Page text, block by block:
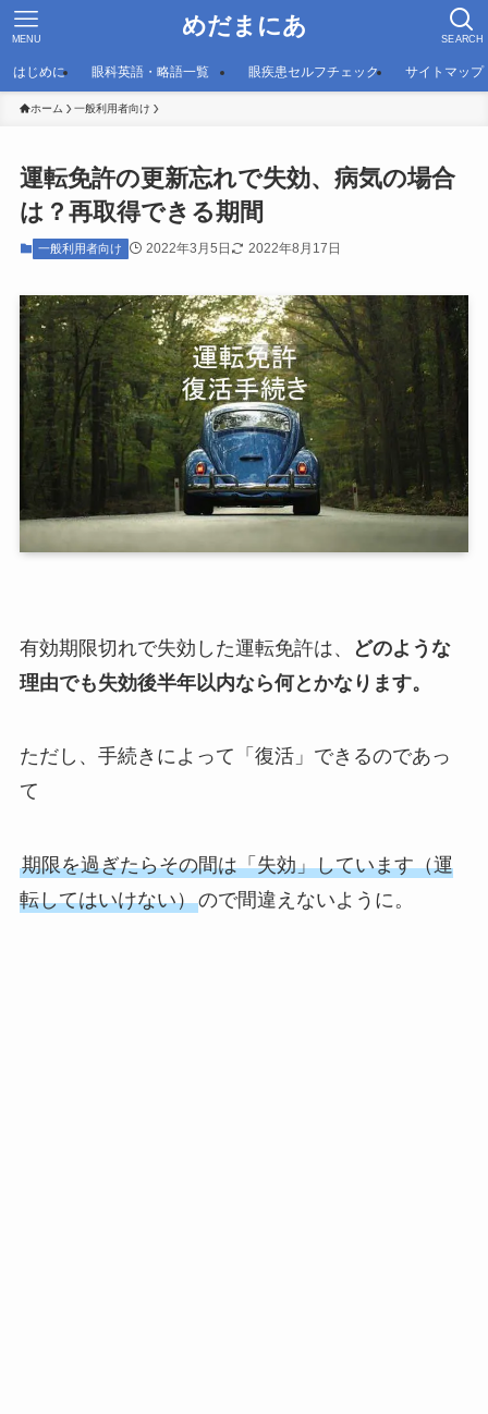
めだまにあ SEARCH
MENU
はじめに 眼科英語・略語一覧 眼疾患セルフチェック サイトマップ
ホーム 一般利用者向け
運転免許の更新忘れで失効、病気の場合
は？再取得できる期間
一般利用者向け 2022年3月5日 2022年8月17日
有効期限切れで失効した運転免許は、
どのような
理由でも失効後半年以内なら何とかなります。
ただし、手続きによって 「復活」できるのであっ
て
期限を過ぎたらその間は「失効」しています（運
転してはいけない）ので間違えないように。